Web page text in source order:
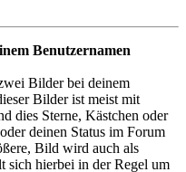
Benutzernamen
Bilder bei deinem
Bilder ist meist mit
dies Sterne, Kästchen oder
deinen Status im Forum
Bild wird auch als
sich hierbei in der Regel um